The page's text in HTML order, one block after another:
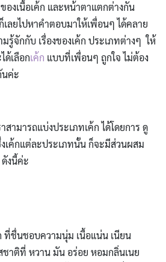
งเนื้อเค้ก และหน้าตาแตกต่างกัน
เลยไปหาคำตอบมาให้เพื่อนๆ ได้คลาย
รู้จักกับ เรื่องของเค้ก ประเภทต่างๆ ให้
ด้เลือกเค้ก แบบที่เพื่อนๆ ถูกใจ ไม่ต้อง
นค่ะ
ามารถแบ่งประเภทเค้ก ได้โดยการ ดู
เค้กแต่ละประเภทนั้น ก็จะมีส่วนผสม
งนี้ค่ะ
ที่ชื่นชอบความนุ่ม เนื้อแน่น เนียน
ชาติที่ หวาน มัน อร่อย หอมกลิ่นเนย